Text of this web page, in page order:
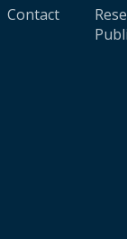
Contact